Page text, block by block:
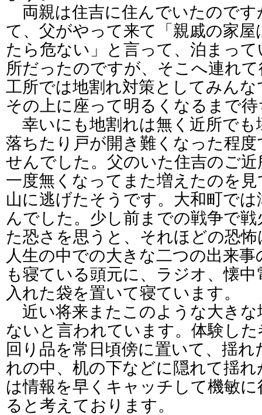
両親は住吉に住んでいたのです
て、父がやって来て「親戚の家
たら危ない」と言って、泊まっ
所だったのですが、そこへ連れ
工所では地割れ対策としてみん
その上に座って明るくなるまで
幸いにも地割れは無く近所でも
落ちたり戸が開き難くなった程
せんでした。父のいた住吉のご
一度無くなってまた増えたのを
山に逃げたそうです。大和町で
んでした。少し前までの戦争で
た恐さを思うと、それほどの恐
人生の中での大きな二つの出来
も寝ている頭元に、ラジオ、懐
入れた袋を置いて寝ています。
近い将来またこのような大きな
ないと言われています。体験し
回り品を常日頃傍に置いて、揺
れの中、机の下などに隠れて揺
は情報を早くキャッチして機敏
ると考えております。